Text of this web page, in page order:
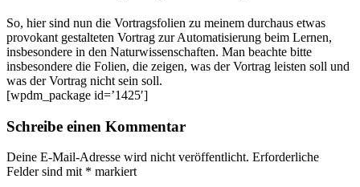
So, hier sind nun die Vortragsfolien zu meinem durchaus etwas
provokant gestalteten Vortrag zur Automatisierung beim Lernen,
insbesondere in den Naturwissenschaften. Man beachte bitte
insbesondere die Folien, die zeigen, was der Vortrag leisten soll und
was der Vortrag nicht sein soll.
[wpdm_package id=’1425′]
Schreibe einen Kommentar
Deine E-Mail-Adresse wird nicht veröffentlicht. Erforderliche
Felder sind mit * markiert